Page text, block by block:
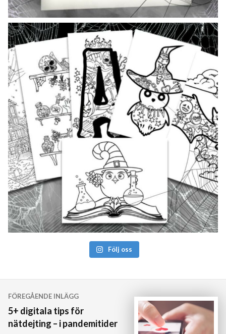
Följ oss
Inläggsnavigering
FÖREGÅENDE INLÄGG
5+ digitala tips för
nätdejting – i pandemitider